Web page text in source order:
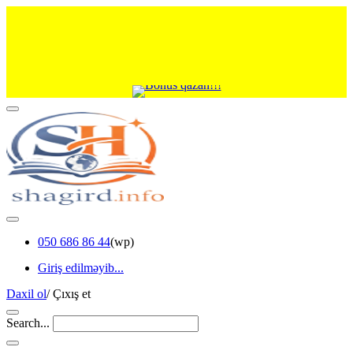
050 686 86 44(wp)
Giriş edilməyib...
Daxil ol/Çıxış et
Search...